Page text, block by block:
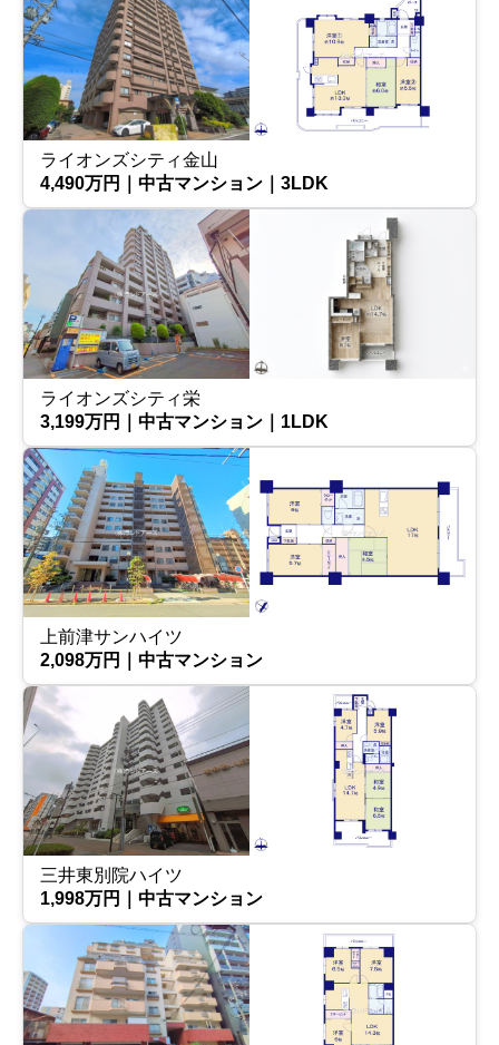
ライオンズシティ金山
4,490万円｜中古マンション｜3LDK
ライオンズシティ栄
3,199万円｜中古マンション｜1LDK
上前津サンハイツ
2,098万円｜中古マンション
三井東別院ハイツ
1,998万円｜中古マンション